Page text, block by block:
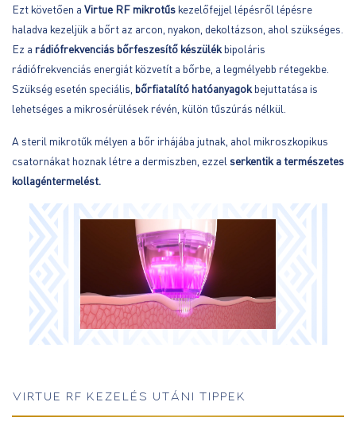
Ezt követően a Virtue RF mikrotűs kezelőfejjel lépésről lépésre
haladva kezeljük a bőrt az arcon, nyakon, dekoltázson, ahol szükséges.
Ez a rádiófrekvenciás bőrfeszesítő készülék bipoláris
rádiófrekvenciás energiát közvetít a bőrbe, a legmélyebb rétegekbe.
Szükség esetén speciális, bőrfiatalító hatóanyagok bejuttatása is
lehetséges a mikrosérülések révén, külön tűszúrás nélkül.
A steril mikrotűk mélyen a bőr irhájába jutnak, ahol mikroszkopikus
csatornákat hoznak létre a dermiszben, ezzel serkentik a természetes
kollagéntermelést.
VIRTUE RF KEZELÉS UTÁNI TIPPEK